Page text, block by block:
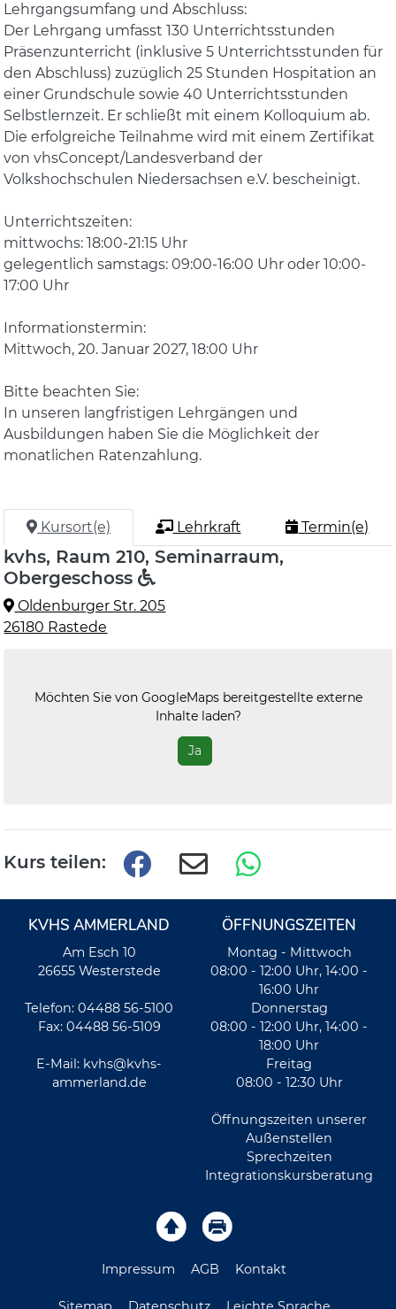
Lehrgangsumfang und Abschluss:
Der Lehrgang umfasst 130 Unterrichtsstunden
Präsenzunterricht (inklusive 5 Unterrichtsstunden für
den Abschluss) zuzüglich 25 Stunden Hospitation an
einer Grundschule sowie 40 Unterrichtsstunden
Selbstlernzeit. Er schließt mit einem Kolloquium ab.
Die erfolgreiche Teilnahme wird mit einem Zertifikat
von vhsConcept/Landesverband der
Volkshochschulen Niedersachsen e.V. bescheinigt.
Unterrichtszeiten:
mittwochs: 18:00-21:15 Uhr
gelegentlich samstags: 09:00-16:00 Uhr oder 10:00-
17:00 Uhr
Informationstermin:
Mittwoch, 20. Januar 2027, 18:00 Uhr
Bitte beachten Sie:
In unseren langfristigen Lehrgängen und
Ausbildungen haben Sie die Möglichkeit der
monatlichen Ratenzahlung.
Kursort(e) Lehrkraft Termin(e)
kvhs, Raum 210, Seminarraum,
Obergeschoss
Oldenburger Str. 205
26180 Rastede
Möchten Sie von GoogleMapsbereitgestellte externe
Inhalte laden?
Ja
Kurs teilen:
KVHS AMMERLAND
Am Esch 10
26655 Westerstede
Telefon: 04488 56-5100
Fax: 04488 56-5109
E-Mail: kvhs@kvhs-
ammerland.de
ÖFFNUNGSZEITEN
Montag - Mittwoch
08:00 - 12:00 Uhr, 14:00 -
16:00 Uhr
Donnerstag
08:00 - 12:00 Uhr, 14:00 -
18:00 Uhr
Freitag
08:00 - 12:30 Uhr
Öffnungszeiten unserer
Außenstellen
Sprechzeiten
Integrationskursberatung
Impressum AGB Kontakt